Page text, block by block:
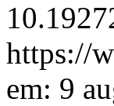
https://
em: 9